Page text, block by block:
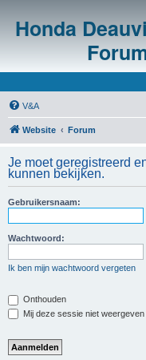
Honda
V&A
Website Forum
Je moet geregistreerd
kunnen bekijken.
Gebruikersnaam:
Wachtwoord:
Ik ben mijn wachtwoord vergeten
Onthouden
Mij deze sessie niet